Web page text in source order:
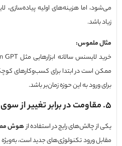
اما هزینه‌های اولیه پیاده‌سازی،
ملموس:
است در ابتدا برای کسب‌وکارهای کوچک
به این حوزه زمان‌بر باشد.
مقاومت در برابر تغییر از سوی
چالش‌های رایج در استفاده ازهوش مصنوعی در
ورود تکنولوژی‌های جدید است، به‌ویژه اگر